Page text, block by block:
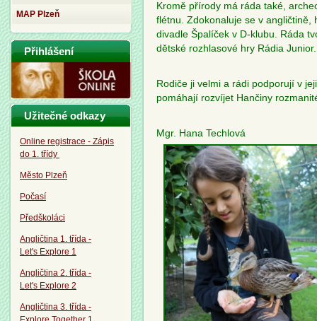
Kromě přírody má ráda také,
flétnu. Zdokonaluje se v angličtině,
divadle Špalíček v D-klubu. Ráda
dětské rozhlasové hry Rádia Junior.
Rodiče ji velmi a rádi podporují v
pomáhají rozvíjet Hančiny
Mgr. Hana Techlová
MAP Plzeň
Přihlášení
Užitečné odkazy
Online registrace - Zápis
do 1. třídy
Město Plzeň
Počasí
Předškoláci
Angličtina 1. třída -
Let's Explore 1
Angličtina 2. třída -
Let's Explore 2
Angličtina 3. třída -